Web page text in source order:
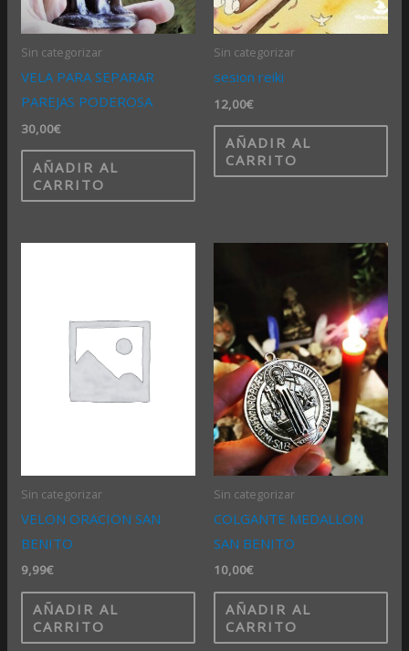
Sin categorizar
VELA PARA SEPARAR
PAREJAS PODEROSA
30,00€
AÑADIR AL
CARRITO
Sin categorizar
sesion reiki
12,00€
AÑADIR AL
CARRITO
Sin categorizar
VELON ORACION SAN
BENITO
9,99€
AÑADIR AL
CARRITO
Sin categorizar
COLGANTE MEDALLON
SAN BENITO
10,00€
AÑADIR AL
CARRITO